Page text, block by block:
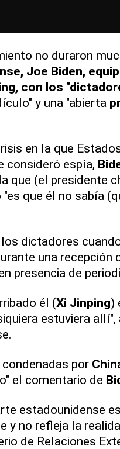
no duraron
Joe Biden,
con los
y una "abierta
en la que
consideró espía,
que (el presidente
que él no sabía
dictadores
una recepción
presencia de
él (Xi Jinping)
estuviera allí",
por
el comentario de
estadounidense
y no refleja la
de Relaciones